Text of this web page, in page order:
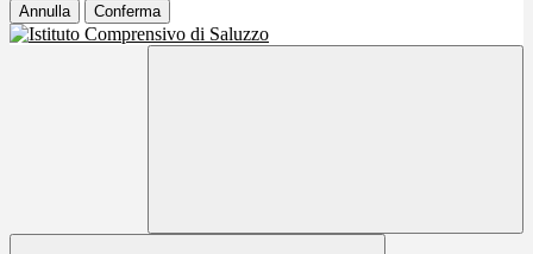
Annulla Conferma